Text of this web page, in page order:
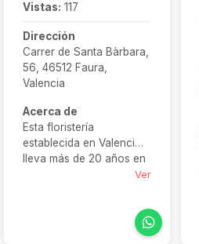
Vistas: 117
Dirección
Carrer de Santa Bàrbara,
56, 46512 Faura,
Valencia
Acerca de
Esta floristería
establecida en Valencia
lleva más de 20 años en
el mundo de las bodas.Ver